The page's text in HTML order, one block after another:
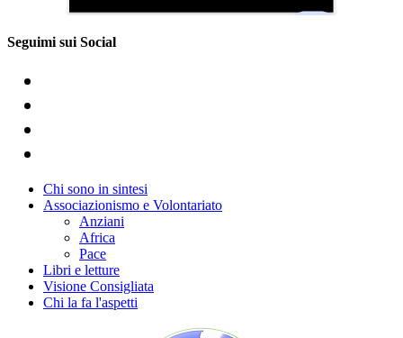
Seguimi sui Social
Chi sono in sintesi
Associazionismo e Volontariato
Anziani
Africa
Pace
Libri e letture
Visione Consigliata
Chi la fa l'aspetti